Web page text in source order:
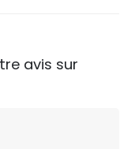
avis sur